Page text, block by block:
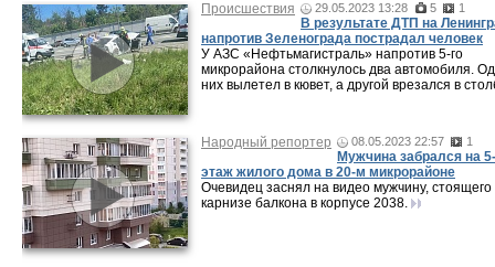
Происшествия 29.05.2023 13:28 5 1
В результате ДТП на
напротив Зеленограда пострадал человек
У АЗС «Нефтьмагистраль» напротив 5-го
микрорайона столкнулось два автомобиля.
них вылетел в кювет, а другой врезался в
Народный репортер 08.05.2023 22:57 1
Мужчина забрался на
этаж жилого дома в 20-м микрорайоне
Очевидец заснял на видео мужчину, стоящего
карнизе балкона в корпусе 2038.